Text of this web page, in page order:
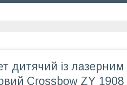
дитячий із
Crossbow ZY 1908